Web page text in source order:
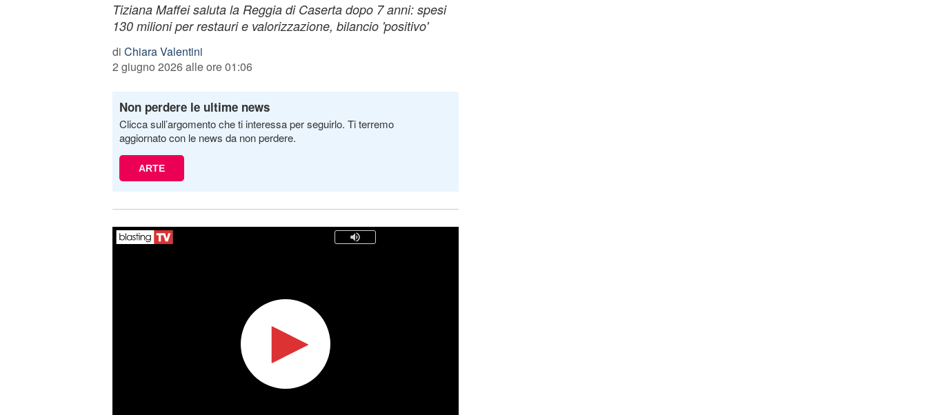
Tiziana Maffei saluta la Reggia di Caserta dopo 7 anni: spesi
130 milioni per restauri e valorizzazione, bilancio 'positivo'
di Chiara Valentini
2 giugno 2026 alle ore 01:06
Non perdere le ultime news
Clicca sull’argomento che ti interessa per seguirlo. Ti terremo
aggiornato con le news da non perdere.
ARTE